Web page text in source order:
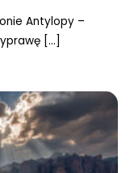
Antylopy –
[...]